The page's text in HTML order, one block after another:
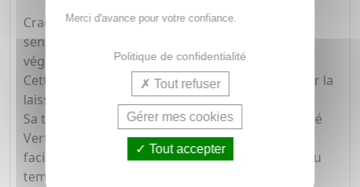
Craquez pour cette gelée de douche ultra-
sensorielle formulée avec une base lavante
végétale.
Cette gelée nettoie la peau avec délicatesse pour la
laisser douce et confortable.
Sa texture fondante à l'irrésistible parfum de Thé
Vert se transforme en une fine mousse rinçable
facilement. Elle vous réserve un moment hors du
temps pour le corps et l'esprit.
Merci d'avance pour votre confiance.
Politique de confidentialité
Tout refuser
Gérer mes cookies
Tout accepter